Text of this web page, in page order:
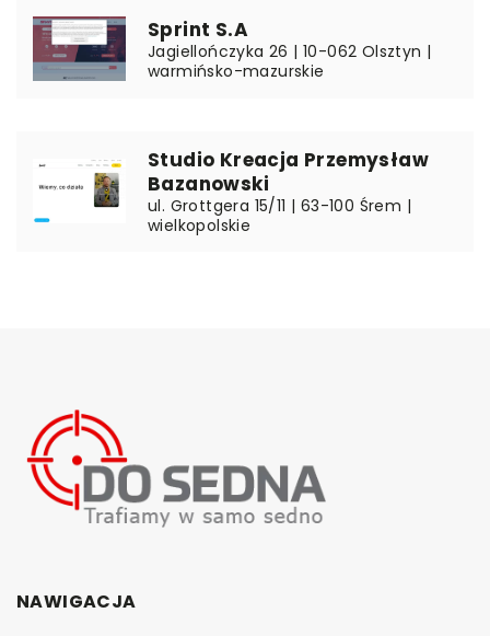
Sprint S.A
Jagiellończyka 26 | 10-062 Olsztyn |
warmińsko-mazurskie
Studio Kreacja Przemysław
Bazanowski
ul. Grottgera 15/11 | 63-100 Śrem |
wielkopolskie
NAWIGACJA